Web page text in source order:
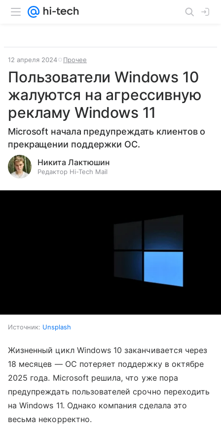
12 апреля 2024 Прочее
Пользователи Windows 10
жалуются на агрессивную
рекламу Windows 11
Microsoft начала предупреждать клиентов о
прекращении поддержки ОС.
Никита Лактюшин
Редактор Hi-Tech Mail
Источник: Unsplash
Жизненный цикл Windows 10 заканчивается через
18 месяцев — ОС потеряет поддержку в октябре
2025 года. Microsoft решила, что уже пора
предупреждать пользователей срочно переходить
на Windows 11. Однако компания сделала это
весьма некорректно.